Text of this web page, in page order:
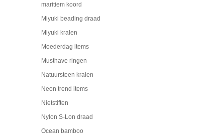
maritiem koord
Miyuki beading draad
Miyuki kralen
Moederdag items
Musthave ringen
Natuursteen kralen
Neon trend items
Nietstiften
Nylon S-Lon draad
Ocean bamboo